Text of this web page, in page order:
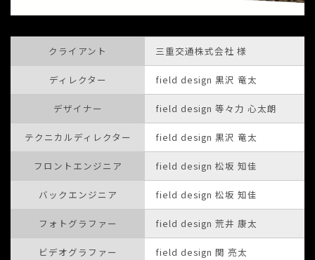
クライアント 三重交通株式会社 様
ディレクター field design 黒沢 竜太
デザイナー field design 等々力 心太朗
テクニカルディレクター field design 黒沢 竜太
フロントエンジニア field design 松坂 知佳
バックエンジニア field design 松坂 知佳
フォトグラファー field design 荒井 康太
ビデオグラファー field design 関 亮太